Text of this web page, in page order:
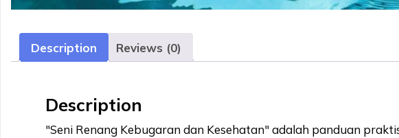
Description Reviews (0)
Description
"Seni Renang Kebugaran dan Kesehatan" adalah panduan